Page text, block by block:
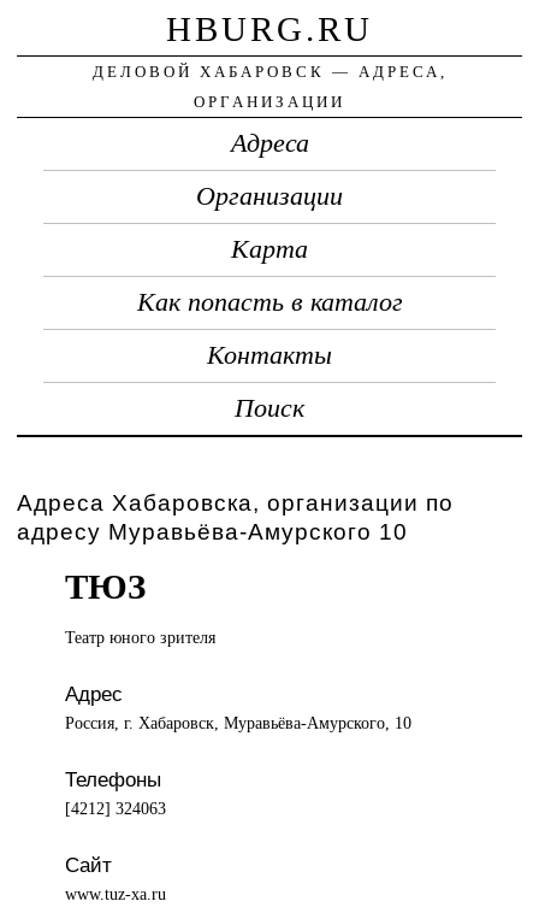
HBURG.RU
ДЕЛОВОЙ ХАБАРОВСК — АДРЕСА,
ОРГАНИЗАЦИИ
Адреса
Организации
Карта
Как попасть в каталог
Контакты
Поиск
Адреса Хабаровска, организации по
адресу Муравьёва-Амурского 10
ТЮЗ
Театр юногозрителя
Адрес
Россия, г. Хабаровск, Муравьёва-Амурского, 10
Телефоны
[4212] 324063
Сайт
www.tuz-xa.ru